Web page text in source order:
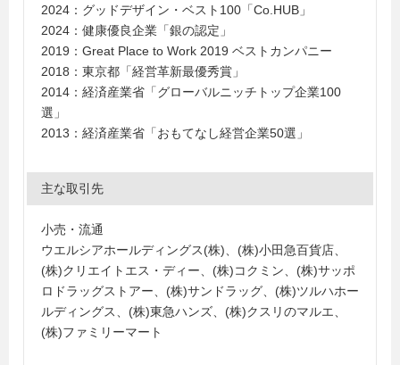
2024：グッドデザイン・ベスト100「Co.HUB」
2024：健康優良企業「銀の認定」
2019：Great Place to Work 2019 ベストカンパニー
2018：東京都「経営革新最優秀賞」
2014：経済産業省「グローバルニッチトップ企業100
選」
2013：経済産業省「おもてなし経営企業50選」
主な取引先
小売・流通
ウエルシアホールディングス(株)、(株)小田急百貨店、
(株)クリエイトエス・ディー、(株)コクミン、(株)サッポ
ロドラッグストアー、(株)サンドラッグ、(株)ツルハホー
ルディングス、(株)東急ハンズ、(株)クスリのマルエ、
(株)ファミリーマート